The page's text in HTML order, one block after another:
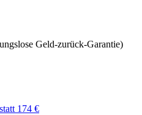
Geld-zurück-Garantie)
174 €